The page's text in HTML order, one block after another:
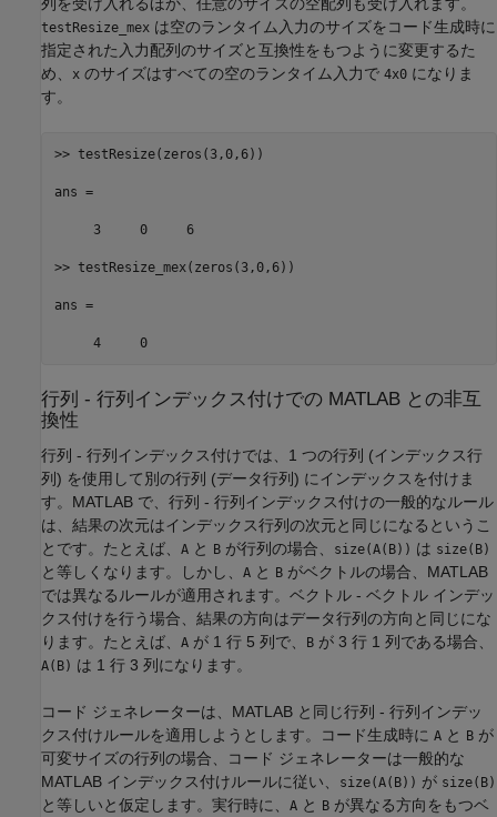
列を受け入れるほか、任意のサイズの空配列も受け入れます。
testResize_mex は空のランタイム入力のサイズをコード生成時に
指定された入力配列のサイズと互換性をもつように変更するた
め、
x のサイズはすべての空のランタイム入力で 4x0 になりま
す。
>> testResize(zeros(3,0,6))
ans =
     3     0     6
>> testResize_mex(zeros(3,0,6))
ans =
     4     0
行列 - 行列インデックス付けでの MATLAB との非互
換性
行列 - 行列インデックス付けでは、1 つの行列 (インデックス行
列) を使用して別の行列 (データ行列) にインデックスを付けま
す。MATLAB で、行列 - 行列インデックス付けの一般的なルール
は、結果の次元はインデックス行列の次元と同じになるというこ
とです。たとえば、 A と B が行列の場合、 size(A(B)) は size(B)
と等しくなります。しかし、 A と B がベクトルの場合、MATLAB
では異なるルールが適用されます。ベクトル - ベクトル インデッ
クス付けを行う場合、結果の方向はデータ行列の方向と同じにな
ります。たとえば、 A が 1 行 5 列で、 B が 3 行 1 列である場合、
A(B) は 1 行 3 列になります。
コード ジェネレーターは、MATLAB と同じ行列 - 行列インデッ
クス付けルールを適用しようとします。コード生成時に A と B が
可変サイズの行列の場合、コード ジェネレーターは一般的な
MATLAB インデックス付けルールに従い、
size(A(B)) が size(B)
と等しいと仮定します。実行時に、 A と B が異なる方向をもつベ